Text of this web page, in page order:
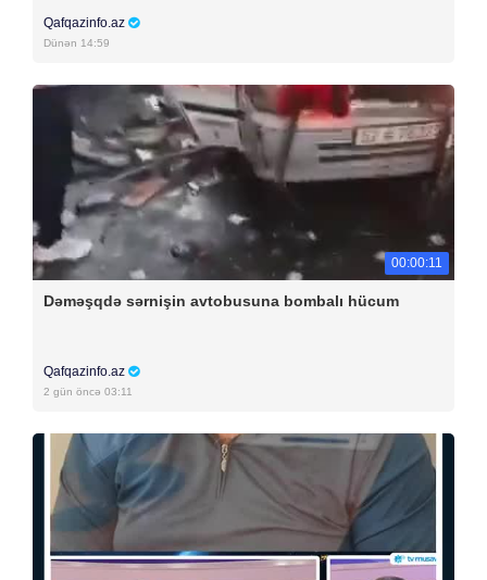
Qafqazinfo.az
Dünən 14:59
00:00:11
Dəməşqdə sərnişin avtobusuna bombalı hücum
Qafqazinfo.az
2 gün öncə 03:11